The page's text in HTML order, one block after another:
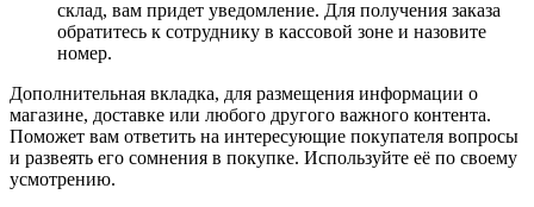
склад, вам придет уведомление. Для получения заказа
обратитесь к сотруднику в кассовой зоне и назовите
номер.
Дополнительная вкладка, для размещения информации о
магазине, доставке или любого другого важного контента.
Поможет вам ответить на интересующие покупателя вопросы
и развеять его сомнения в покупке. Используйте её по своему
усмотрению.